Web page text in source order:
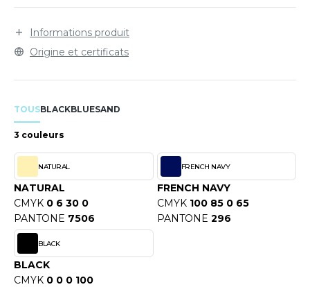
VETEMENTS
SHIRT
SHIRT
- BLANKS
COOL
HOODS
T'S
Informations produit
Origine et certificats
TOUSBLACKBLUESAND
3 couleurs
NATURAL
NATURAL
CMYK 0 6 30 0
PANTONE 7506
FRENCH NAVY
FRENCH NAVY
CMYK 100 85 0 65
PANTONE 296
BLACK
BLACK
CMYK 0 0 0 100